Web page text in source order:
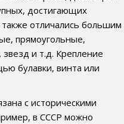
достигающих
отличались большим
прямоугольные,
и т.д. Крепление
булавки, винта или
с историческими
в СССР можно